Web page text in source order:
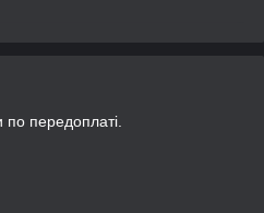
по передоплаті.